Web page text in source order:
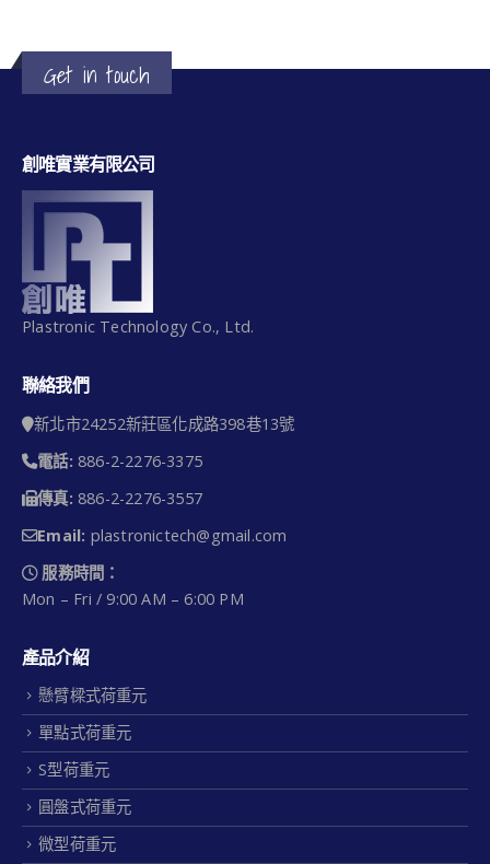
Get in touch
創唯實業有限公司
Plastronic Technology Co., Ltd.
聯絡我們
新北市24252新莊區化成路398巷13號
電話: 886-2-2276-3375
傳真: 886-2-2276-3557
Email: plastronictech@gmail.com
服務時間：
Mon – Fri / 9:00 AM – 6:00 PM
產品介紹
懸臂樑式荷重元
單點式荷重元
S型荷重元
圓盤式荷重元
微型荷重元